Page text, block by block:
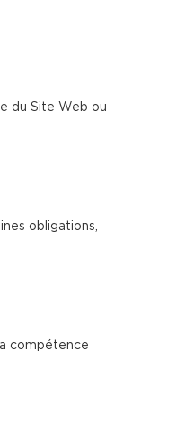
du Site Web ou
obligations,
compétence